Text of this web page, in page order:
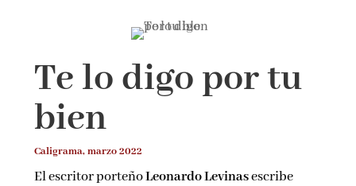
Te lo digo por tu
bien
Caligrama, marzo 2022
El escritor porteñoLeonardo Levinasescribe
¡Suscríbete y No Te Pierdas
Nada!
Únete a nuestra comunidad de amantes de la